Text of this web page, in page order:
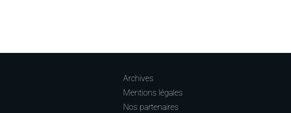
Archives
Mentions légales
Nos partenaires